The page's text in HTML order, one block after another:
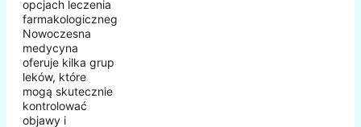
opcjach leczenia
farmakologicznego.
Nowoczesna
medycyna
oferuje kilka grup
leków, które
mogą skutecznie
kontrolować
objawy i